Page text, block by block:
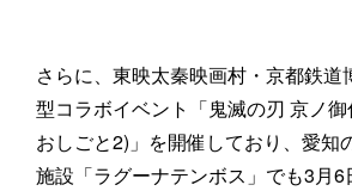
さらに、東映太秦映画村・京都鉄道
型コラボイベント「鬼滅の刃 京ノ
おしごと2)」を開催しており、愛知
施設「ラグーナテンボス」でも3月6